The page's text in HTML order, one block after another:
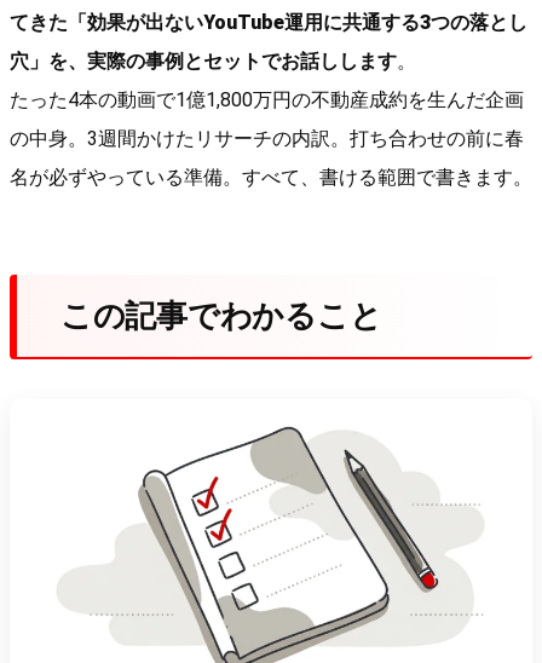
てきた「効果が出ないYouTube運用に共通する3つの落とし
穴」を、実際の事例とセットでお話しします。
たった4本の動画で1億1,800万円の不動産成約を生んだ企画
の中身。3週間かけたリサーチの内訳。打ち合わせの前に春
名が必ずやっている準備。すべて、書ける範囲で書きます。
この記事でわかること